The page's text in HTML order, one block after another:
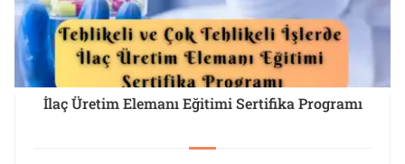
İlaç Üretim Elemanı Eğitimi Sertifika Programı